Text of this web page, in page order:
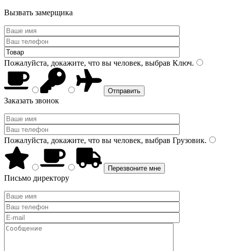
Вызвать замерщика
Пожалуйста, докажите, что вы человек, выбрав Ключ.
Заказать звонок
Пожалуйста, докажите, что вы человек, выбрав Грузовик.
Письмо директору